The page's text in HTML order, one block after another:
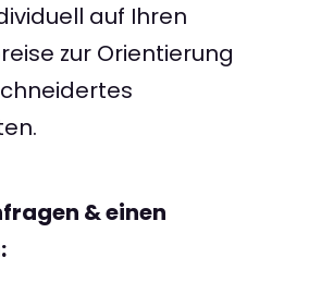
auf Ihren
zur Orientierung
& einen